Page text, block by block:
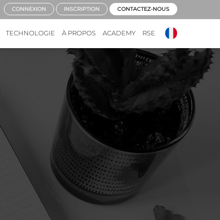
TECHNOLOGIE À PROPOS ACADEMY RSE
CONNEXION INSCRIPTION CONTACTEZ-NOUS